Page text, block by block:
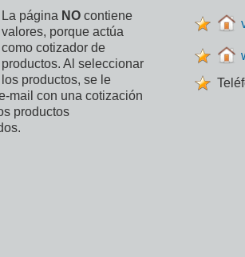
La página NO contiene
valores, porque actúa
como cotizador de
productos. Al seleccionar
los productos, se le
mail con una cotización
productos